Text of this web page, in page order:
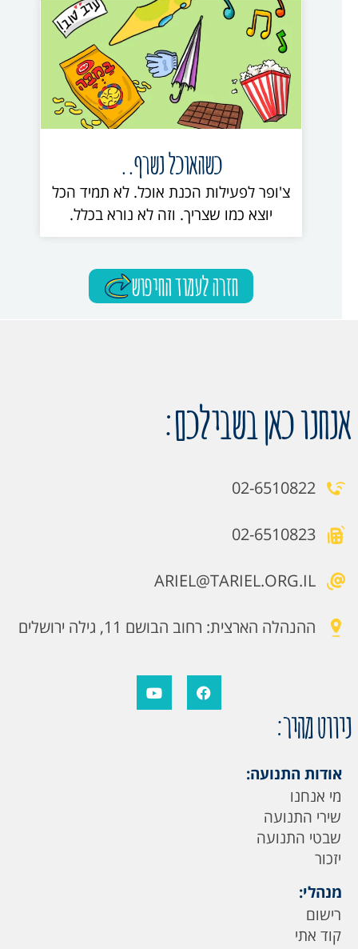
כשהאוכל נשרף..
צ'ופר לפעילות הכנת אוכל. לא תמיד הכל
יוצא כמו שצריך. וזה לא נורא בכלל.
חזרה לעמוד החיפוש
אנחנו כאן בשבילכם:
02-6510822
02-6510823
ARIEL@TARIEL.ORG.IL
ההנהלה הארצית: רחוב הבושם 11, גילה ירושלים
ניווט מהיר:
אודות התנועה:
מי אנחנו
שירי התנועה
שבטי התנועה
יזכור
מנהלי:
רישום
קוד אתי